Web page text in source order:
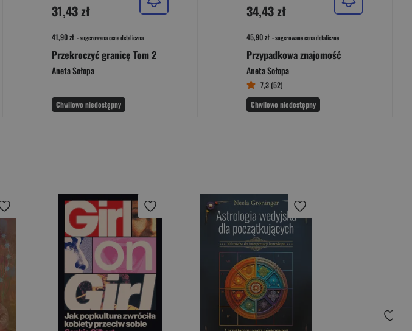
31,43 zł
41,90 zł - sugerowana cena detaliczna
Przekroczyć granicę Tom 2
Aneta Sołopa
Chwilowo niedostępny
34,43 zł
45,90 zł - sugerowana cena detaliczna
Przypadkowa znajomość
Aneta Sołopa
7,3 (52)
Chwilowo niedostępny